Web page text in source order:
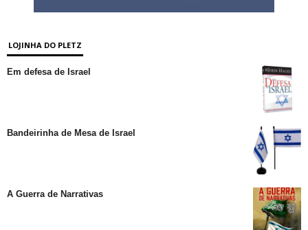
LOJINHA DO PLETZ
Em defesa de Israel
Bandeirinha de Mesa de Israel
A Guerra de Narrativas